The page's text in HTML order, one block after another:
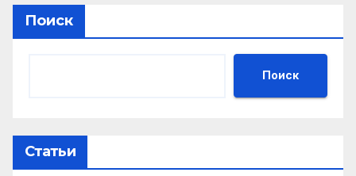
Поиск
Поиск
Статьи